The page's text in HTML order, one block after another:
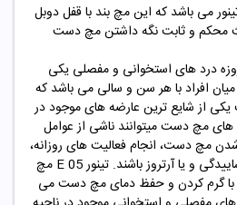
می باشد که این مچ بند با قفل دوبل
محکم و ثابت نگه داشتن مچ دست
درد های استخوانی و مفصلی یکی
میان افراد با هر سن و سالی می باشد که
از شایع ترین عارضه های موجود در
های مچ دست میتوانند ناشی از عوامل
مچ دست، انجام فعالیت های روزانه،
ابتلا به سندروم کانال کارپ، ساییدگی و یا آرتروز باشند. تینور E 05 مچ
با گرم کردن و حفظ دمای مچ دست می